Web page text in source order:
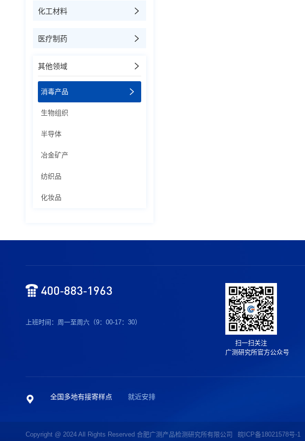
化工材料
医疗制药
其他领域
消毒产品
生物组织
半导体
冶金矿产
纺织品
化妆品
400-883-1963
上班时间：周一至周六（9：00-17：30）
扫一扫关注
广测研究所官方公众号
全国多地有接寄样点 就近安排
Copyright @ 2024 All Rights Reserved 合肥广测产品检测研究所有限公司 皖ICP备18021578号-1